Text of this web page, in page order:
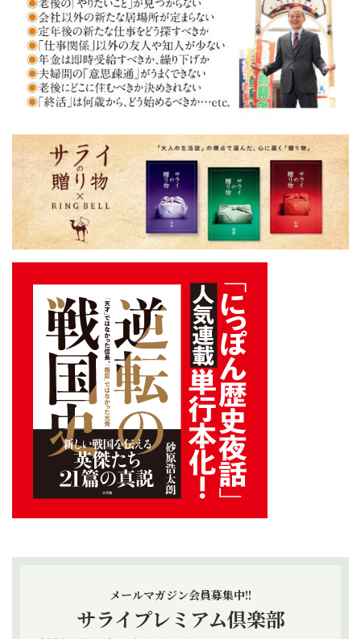
メールマガジン会員募集中!!
サライプレミアム倶楽部